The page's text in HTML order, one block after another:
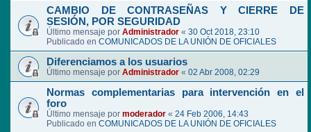
CAMBIO DE CONTRASEÑAS Y CIERRE DE
SESIÓN, POR SEGURIDAD
Último mensaje por Administrador « 30 Oct 2018, 23:10
Publicado en COMUNICADOS DE LA UNIÓN DE OFICIALES
Diferenciamos a los usuarios
Último mensaje por Administrador « 02 Abr 2008, 02:29
Normas complementarias para intervención en el
foro
Último mensaje por moderador « 24 Feb 2006, 14:43
Publicado en COMUNICADOS DE LA UNIÓN DE OFICIALES